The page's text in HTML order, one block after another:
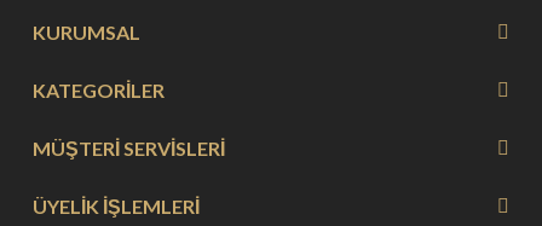
KURUMSAL
KATEGORİLER
MÜŞTERİ SERVİSLERİ
ÜYELİK İŞLEMLERİ